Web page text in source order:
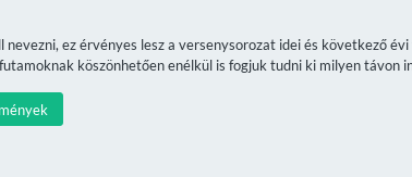
ez érvényes lesz a versenysorozat idei és következő
köszönhetően enélkül is fogjuk tudni ki milyen távon